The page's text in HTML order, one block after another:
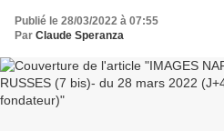
Publié le 28/03/2022 à 07:55
Par Claude Speranza